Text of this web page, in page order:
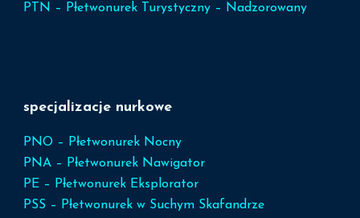
PTN – Płetwonurek Turystyczny – Nadzorowany
specjalizacje nurkowe
PNO – Płetwonurek Nocny
PNA – Płetwonurek Nawigator
PE – Płetwonurek Eksplorator
PSS – Płetwonurek w Suchym Skafandrze